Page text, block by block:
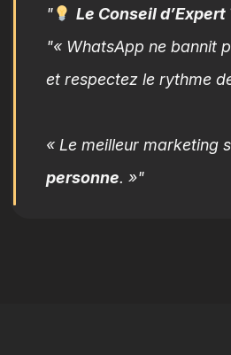
Le Conseil d’Expert
« WhatsApp ne bannit
et respectez le rythme
« Le meilleur marketing
personne. »